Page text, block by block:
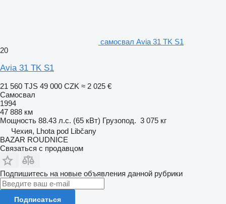
самосвал Avia 31 TK S1
20
Avia 31 TK S1
21 560 TJS 49 000 CZK ≈ 2 025 €
Самосвал
1994
47 888 км
Мощность 88.43 л.с. (65 кВт) Грузопод. 3 075 кг
Чехия, Lhota pod Libčany
BAZAR ROUDNICE
Связаться с продавцом
Подпишитесь на новые объявления данной рубрики
Подписаться